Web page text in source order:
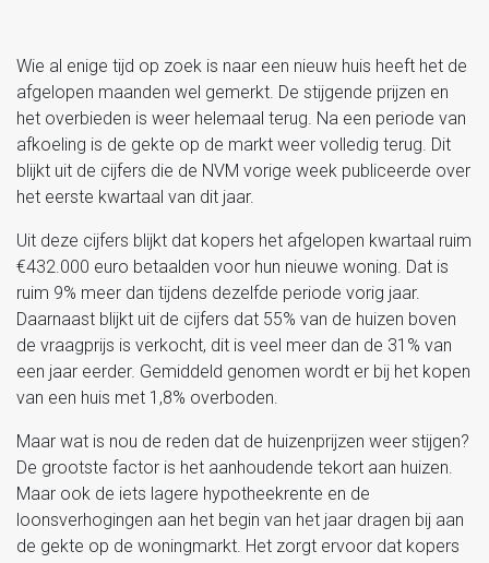
Wie al enige tijd op zoek is naar een nieuw huis heeft het de
afgelopen maanden wel gemerkt. De stijgende prijzen en
het overbieden is weer helemaal terug. Na een periode van
afkoeling is de gekte op de markt weer volledig terug. Dit
blijkt uit de cijfers die de NVM vorige week publiceerde over
het eerste kwartaal van dit jaar.
Uit deze cijfers blijkt dat kopers het afgelopen kwartaal ruim
€432.000 euro betaalden voor hun nieuwe woning. Dat is
ruim 9% meer dan tijdens dezelfde periode vorig jaar.
Daarnaast blijkt uit de cijfers dat 55% van de huizen boven
de vraagprijs is verkocht, dit is veel meer dan de 31% van
een jaar eerder. Gemiddeld genomen wordt er bij het kopen
van een huis met 1,8% overboden.
Maar wat is nou de reden dat de huizenprijzen weer stijgen?
De grootste factor is het aanhoudende tekort aan huizen.
Maar ook de iets lagere hypotheekrente en de
loonsverhogingen aan het begin van het jaar dragen bij aan
de gekte op de woningmarkt. Het zorgt ervoor dat kopers